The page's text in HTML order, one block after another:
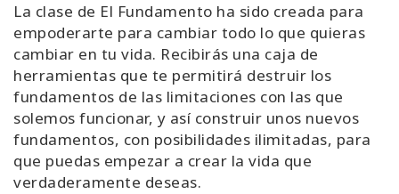
La clase de El Fundamento ha sido creada para
empoderarte para cambiar todo lo que quieras
cambiar en tu vida. Recibirás una caja de
herramientas que te permitirá destruir los
fundamentos de las limitaciones con las que
solemos funcionar, y así construir unos nuevos
fundamentos, con posibilidades ilimitadas, para
que puedas empezar a crear la vida que
verdaderamente deseas.